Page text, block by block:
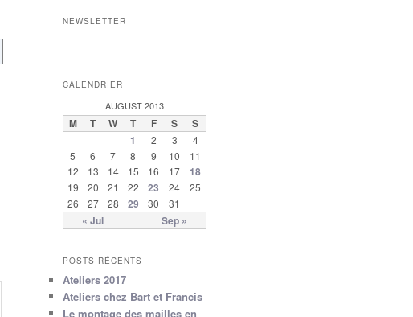
NEWSLETTER
CALENDRIER
AUGUST 2013
M T W T F S S
« Jul Sep »
1 2 3
4
5
6 7 8 9 10
11
12
13 14 15 16 17 18
19 20 21 22 23 24
25
26
27 28 29 30 31
POSTS RÉCENTS
Ateliers 2017
Ateliers chez Bart et Francis
Le montage des mailles en